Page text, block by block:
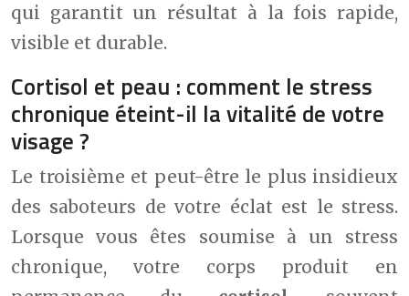
qui garantit un résultat à la fois rapide,
visible et durable.
Cortisol et peau : comment le stress
chronique éteint-il la vitalité de votre
visage ?
Le troisième et peut-être le plus insidieux
des saboteurs de votre éclat est le stress.
Lorsque vous êtes soumise à un stress
chronique, votre corps produit en